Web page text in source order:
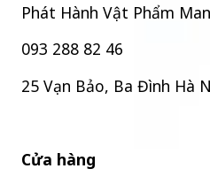
Phát Hành Vật Phẩm
093 288 82 46
25 Vạn Bảo, Ba Đình Hà
Cửa hàng